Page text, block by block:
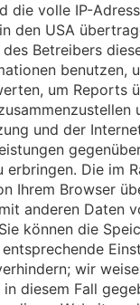
die volle IP-
den USA
Betreibers
benutzen,
um Reports
und der
erbringen. Die im
Ihrem Browser
anderen Daten
können die
wir
diesem Fall